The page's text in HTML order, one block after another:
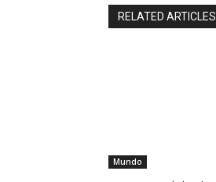
RELATED ARTICLES
Mundo